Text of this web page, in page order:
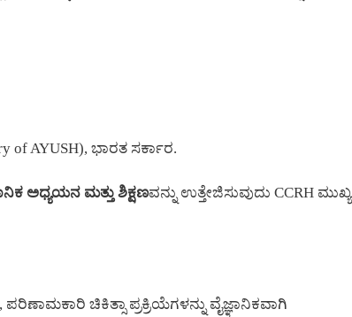
AYUSH), ಭಾರತ ಸರ್ಕಾರ.
ಅಧ್ಯಯನ ಮತ್ತು ಶಿಕ್ಷಣವನ್ನು ಉತ್ತೇಜಿಸುವುದು CCRH ಮುಖ್ಯ
ಚಿಕಿತ್ಸಾ ಪ್ರಕ್ರಿಯೆಗಳನ್ನು ವೈಜ್ಞಾನಿಕವಾಗಿ